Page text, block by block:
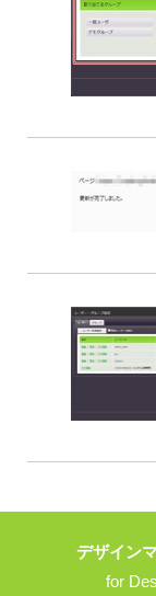
デザイン
for